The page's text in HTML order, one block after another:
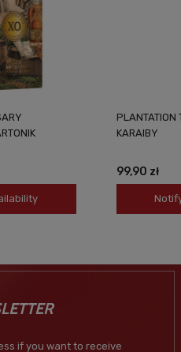
PLANTATION
KARAIBY
99,90 zł
if you want to receive